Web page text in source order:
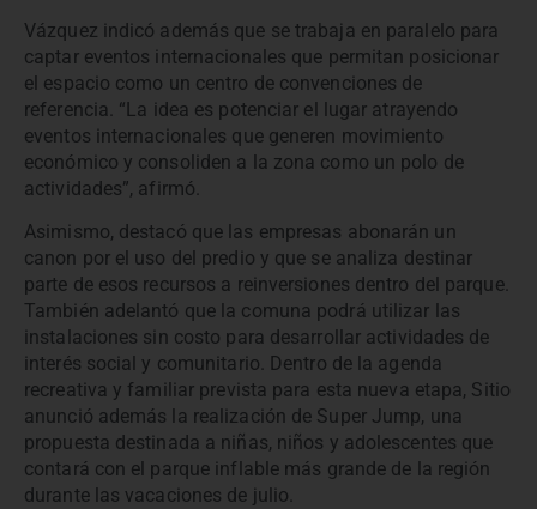
Vázquez indicó además que se trabaja en paralelo para
captar eventos internacionales que permitan posicionar
el espacio como un centro de convenciones de
referencia. “La idea es potenciar el lugar atrayendo
eventos internacionales que generen movimiento
económico y consoliden a la zona como un polo de
actividades”, afirmó.
Asimismo, destacó que las empresas abonarán un
canon por el uso del predio y que se analiza destinar
parte de esos recursos a reinversiones dentro del parque.
También adelantó que la comuna podrá utilizar las
instalaciones sin costo para desarrollar actividades de
interés social y comunitario. Dentro de la agenda
recreativa y familiar prevista para esta nueva etapa, Sitio
anunció además la realización de Super Jump, una
propuesta destinada a niñas, niños y adolescentes que
contará con el parque inflable más grande de la región
durante las vacaciones de julio.